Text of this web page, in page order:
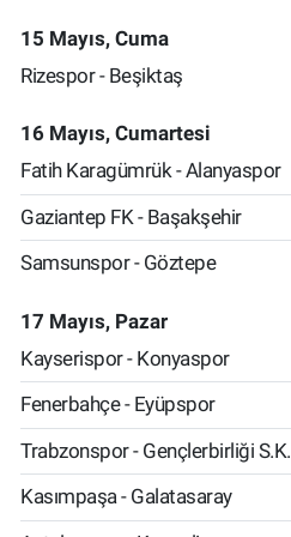
15 Mayıs, Cuma
Rizespor - Beşiktaş
16 Mayıs, Cumartesi
Fatih Karagümrük - Alanyaspor
Gaziantep FK - Başakşehir
Samsunspor - Göztepe
17 Mayıs, Pazar
Kayserispor - Konyaspor
Fenerbahçe - Eyüpspor
Trabzonspor - Gençlerbirliği S.K.
Kasımpaşa - Galatasaray